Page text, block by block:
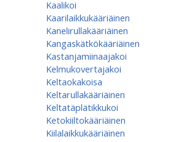
Kaalikoi
Kaarilaikkukääriäinen
Kanelirullakääriäinen
Kangaskätkökääriäinen
Kastanjamiinaajakoi
Kelmukovertajakoi
Keltaokakoisa
Keltarullakääriäinen
Keltatäplätikkukoi
Ketokiiltokääriäinen
Kiilalaikkukääriäinen